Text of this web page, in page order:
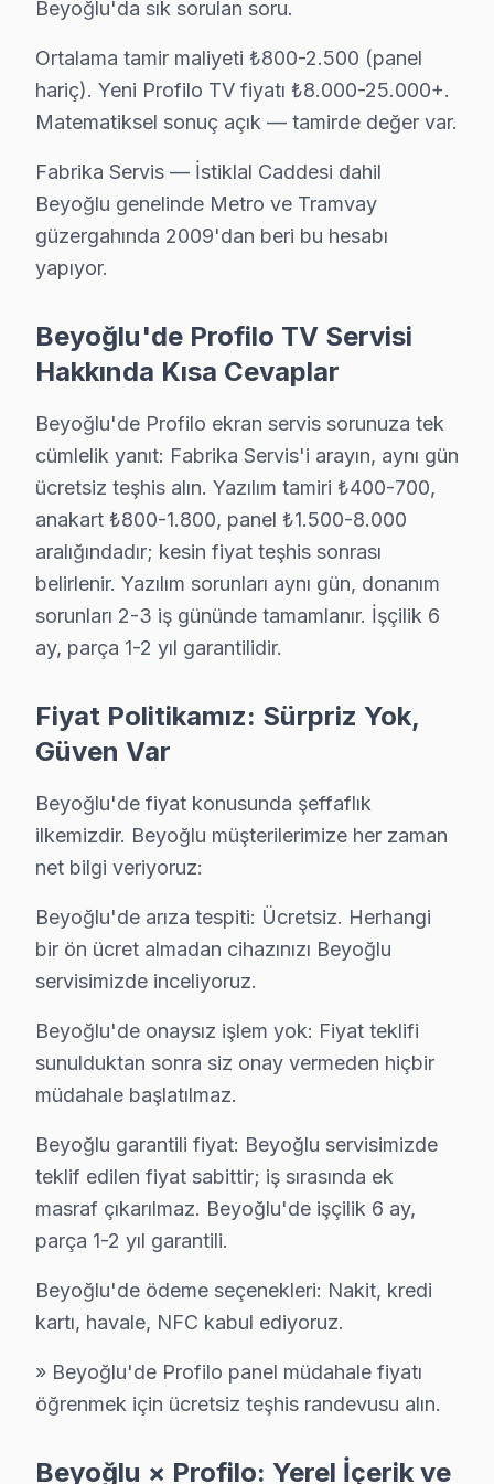
Halıcıoğlu mahallesi Profilo TV teknisyeniniz ortalama 90
Profilo Servis Merkezi →
Hüseyinağa Profilo Servis
Hüseyinağa'de Profilo TV ekran değişimi gerekebilir mi?
Beyoğlu Profilo Servis →
İstiklal Profilo Servis
İstiklal mahallesi Profilo TV servis hattımız günlük olarak
Beyoğlu TV Servis Merkezi →
Kadı Mehmet Efendi Profilo Servis
Beyoğlu'nın Kadı Mehmet Efendi bölgesindeki Profilo
Kalyoncu Kulluğu Profilo Servis
Kamer Hatun Profilo Servis
Kamer Hatun sakinleri için Profilo TV tamir hizmetimiz:
Beyoğlu TV Servis Merkezi →
Beyoğlu genelinde Karaköy bölgesinde Profilo TV
Karaköy Profilo Anakart Tamiri →
Profilo TV'niz Kaptanpaşa'de arıza yaptıysa
Beyoğlu TV Servis Merkezi →
Katip Mustafa Çelebi Profilo Servis
Beyoğlu genelinde Katip Mustafa Çelebi bölgesinde
Profilo TV'de T-Con kart arızası Keçeci Piri mahallesinde
Kılıçali Paşa Profilo Servis
Kılıçali Paşa Profilo Açılmıyor Arıza →
Kocatepe Profilo Servis
Kocatepe mahallesinde Profilo TV arızaları için aynı
Kulaksız Profilo Servis
Beyoğlu'da sık sorulan soru.
Ortalama tamir maliyeti ₺800-2.500 (panel
hariç). Yeni Profilo TV fiyatı ₺8.000-25.000+.
Matematiksel sonuç açık — tamirde değer var.
Fabrika Servis — İstiklal Caddesi dahil
Beyoğlu genelinde Metro ve Tramvay
güzergahında 2009'dan beri bu hesabı
yapıyor.
Beyoğlu'de Profilo TV Servisi
Hakkında Kısa Cevaplar
Beyoğlu'de Profilo ekran servis sorunuza tek
cümlelik yanıt: Fabrika Servis'i arayın, aynı gün
ücretsiz teşhis alın. Yazılım tamiri ₺400-700,
anakart ₺800-1.800, panel ₺1.500-8.000
aralığındadır; kesin fiyat teşhis sonrası
belirlenir. Yazılım sorunları aynı gün, donanım
sorunları 2-3 iş gününde tamamlanır. İşçilik 6
ay, parça 1-2 yıl garantilidir.
Fiyat Politikamız: Sürpriz Yok,
Güven Var
Beyoğlu'de fiyat konusunda şeffaflık
ilkemizdir. Beyoğlu müşterilerimize her zaman
net bilgi veriyoruz:
Beyoğlu'de arıza tespiti: Ücretsiz. Herhangi
bir ön ücret almadan cihazınızı Beyoğlu
servisimizde inceliyoruz.
Beyoğlu'de onaysız işlem yok: Fiyat teklifi
sunulduktan sonra siz onay vermeden hiçbir
müdahale başlatılmaz.
Beyoğlu garantili fiyat: Beyoğlu servisimizde
teklif edilen fiyat sabittir; iş sırasında ek
masraf çıkarılmaz. Beyoğlu'de işçilik 6 ay,
parça 1-2 yıl garantili.
Beyoğlu'de ödeme seçenekleri: Nakit, kredi
kartı, havale, NFC kabul ediyoruz.
» Beyoğlu'de Profilo panel müdahale fiyatı
öğrenmek için ücretsiz teşhis randevusu alın.
Beyoğlu × Profilo: Yerel İçerik ve